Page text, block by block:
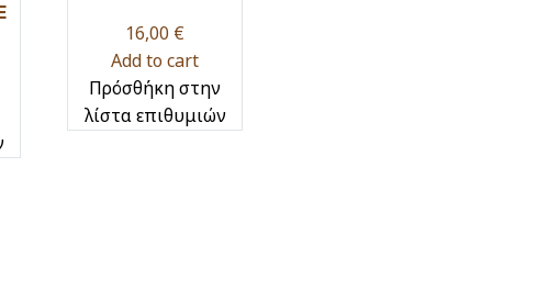
16,00 €
Add to cart
Πρόσθήκη στην
λίστα επιθυμιών